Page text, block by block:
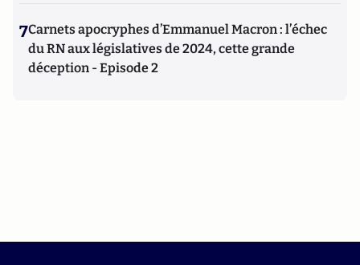
7Carnets apocryphes d’Emmanuel Macron : l’échec
du RN aux législatives de 2024, cette grande
déception - Episode 2